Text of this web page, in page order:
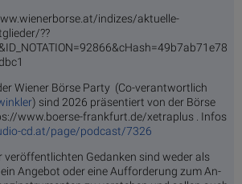
indizes/aktuelle-
??
Wiener Börse Party (Co-verantwortlich
) sind 2026 präsentiert von der Börse
www.boerse-frankfurt.de/xetraplus . Infos
cd.at/page/podcast/7326
veröffentlichten Gedanken sind weder als
Angebot oder eine Aufforderung zum An-